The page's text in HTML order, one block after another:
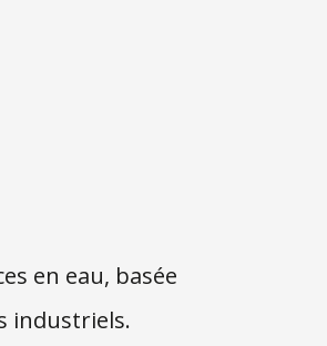
en eau, basée
industriels.